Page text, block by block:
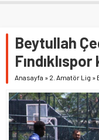
Beytullah
Fındıklıspor
Anasayfa » 2. Amatör Lig »